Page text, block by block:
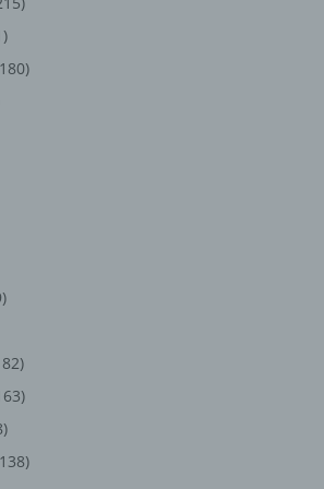
des für die Verarbeitung
wird auf den Gravatar Service von
– sofern Sie dort registriert sind –
dem Kommentar ab. Sollten Sie
wird kein Bild angezeigt. Zu
bei Gravatar registriert sind. Details zu
genommenen Hosting-
Infrastruktur- und